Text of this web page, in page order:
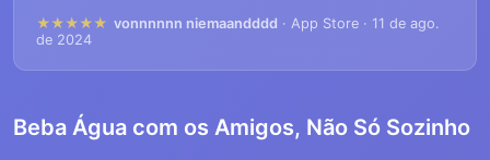
★★★★★ vonnnnnn niemaandddd · App Store · 11 de ago.
de 2024
Beba Água com os Amigos, Não Só Sozinho